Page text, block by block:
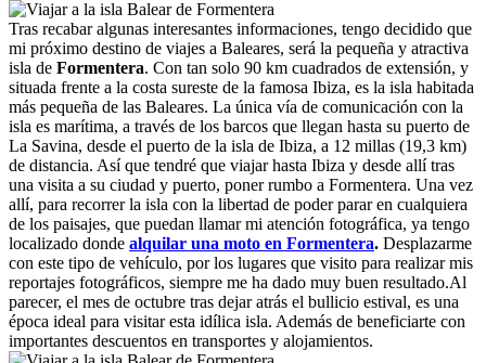
Tras recabar algunas interesantes informaciones, tengo decidido que
mi próximo destino de viajes a Baleares, será la pequeña y atractiva
isla de Formentera. Con tan solo 90 km cuadrados de extensión, y
situada frente a la costa sureste de la famosa Ibiza, es la isla habitada
más pequeña de las Baleares. La única vía de comunicación con la
isla es marítima, a través de los barcos que llegan hasta su puerto de
La Savina, desde el puerto de la isla de Ibiza, a 12 millas (19,3 km)
de distancia. Así que tendré que viajar hasta Ibiza y desde allí tras
una visita a su ciudad y puerto, poner rumbo a Formentera. Una vez
allí, para recorrer la isla con la libertad de poder parar en cualquiera
de los paisajes, que puedan llamar mi atención fotográfica, ya tengo
localizado donde alquilar una moto en Formentera. Desplazarme
con este tipo de vehículo, por los lugares que visito para realizar mis
reportajes fotográficos, siempre me ha dado muy buen resultado.Al
parecer, el mes de octubre tras dejar atrás el bullicio estival, es una
época ideal para visitar esta idílica isla. Además de beneficiarte con
importantes descuentos en transportes y alojamientos.